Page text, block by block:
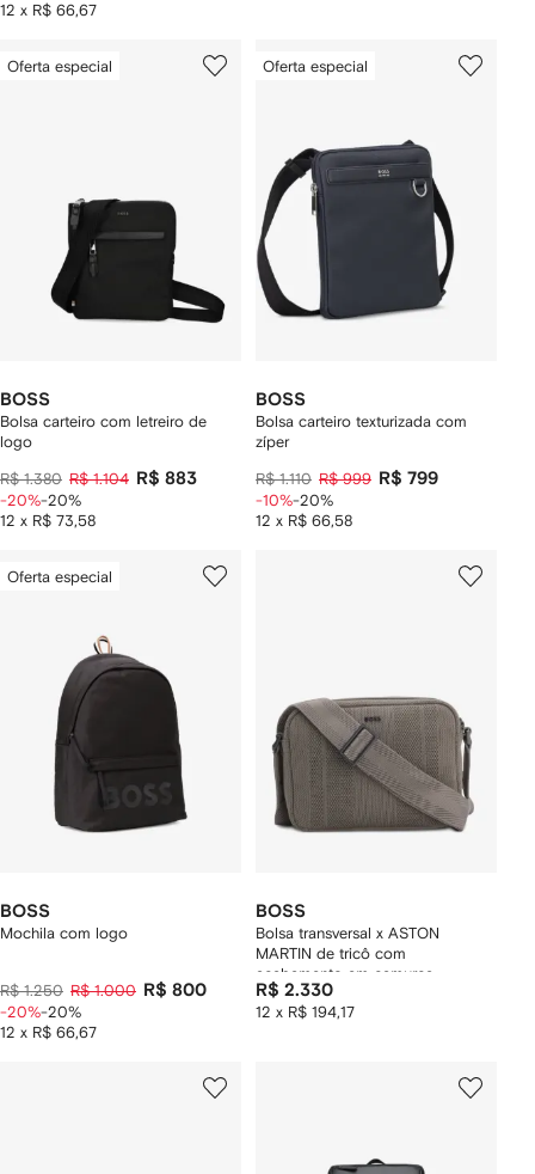
12 x R$ 66,67
Oferta especial
BOSS
Bolsa carteiro com letreiro de
logo
R$ 1.380 R$ 1.104 R$ 883
12 x R$ 73,58
-20%-20%
Oferta especial
BOSS
Bolsa carteiro texturizada com
zíper
R$ 1.110 R$ 999 R$ 799
12 x R$ 66,58
-10%-20%
Oferta especial
BOSS
Mochila com logo
R$ 1.250 R$ 1.000 R$ 800
12 x R$ 66,67
-20%-20%
BOSS
Bolsa transversal x ASTON
MARTIN de tricô com
acabamento em camurça
R$ 2.330
12 x R$ 194,17